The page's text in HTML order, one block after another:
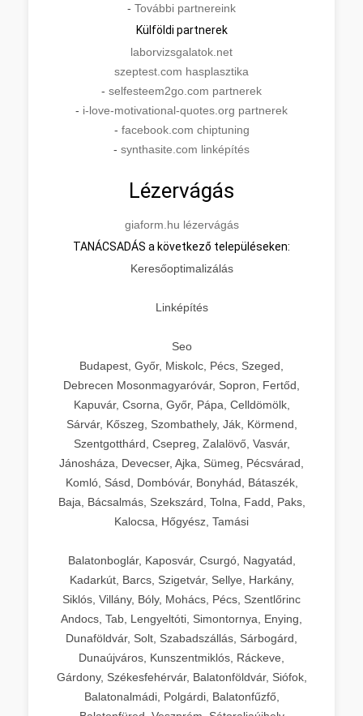
- További partnereink
Külföldi partnerek
laborvizsgalatok.net
szeptest.com hasplasztika
- selfesteem2go.com partnerek
- i-love-motivational-quotes.org partnerek
- facebook.com chiptuning
- synthasite.com linképítés
Lézervágás
giaform.hu lézervágás
TANÁCSADÁS a következő településeken:
Keresőoptimalizálás
Linképítés
Seo
Budapest, Győr, Miskolc, Pécs, Szeged,
Debrecen Mosonmagyaróvár, Sopron, Fertőd,
Kapuvár, Csorna, Győr, Pápa, Celldömölk,
Sárvár, Kőszeg, Szombathely, Ják, Körmend,
Szentgotthárd, Csepreg, Zalalövő, Vasvár,
Jánosháza, Devecser, Ajka, Sümeg, Pécsvárad,
Komló, Sásd, Dombóvár, Bonyhád, Bátaszék,
Baja, Bácsalmás, Szekszárd, Tolna, Fadd, Paks,
Kalocsa, Hőgyész, Tamási
Balatonboglár, Kaposvár, Csurgó, Nagyatád,
Kadarkút, Barcs, Szigetvár, Sellye, Harkány,
Siklós, Villány, Bóly, Mohács, Pécs, Szentlőrinc
Andocs, Tab, Lengyeltóti, Simontornya, Enying,
Dunaföldvár, Solt, Szabadszállás, Sárbogárd,
Dunaújváros, Kunszentmiklós, Ráckeve,
Gárdony, Székesfehérvár, Balatonföldvár, Siófok,
Balatonalmádi, Polgárdi, Balatonfűzfő,